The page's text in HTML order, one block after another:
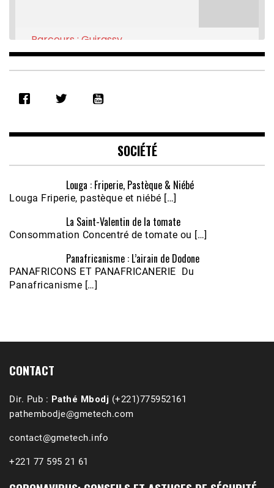
RSS FEED
EMBED
Parcours : Guirassy
Feb 16, 2021 • 28:08
Écoutez le parcours de Claudiane Kapia
Nobana (Podologue)
Feb 24, 2021 • 28mn
SOCIÉTÉ
Louga : Friperie, Pastèque & Niébé
Louga Friperie, pastèque et niébé […]
La Saint-Valentin de la tomate
Consommation Concentré de tomate ou […]
Panafricanisme : L’airain de Dodone
PANAFRICONS ET PANAFRICANERIE Du
Panafricanisme […]
CONTACT
Dir. Pub : Pathé Mbodj (+221)775952161
pathembodje@gmetech.com
contact@gmetech.info
+221 77 595 21 61